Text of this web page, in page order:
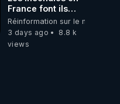
France font ils
partie d' un plan
qui aurait débuté
le 11 septembre
Réinformation sur le monde
3 days ago
8.8 k
views